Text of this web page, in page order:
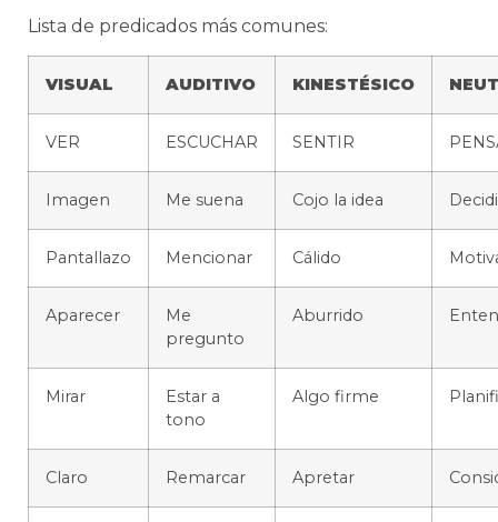
Lista de predicados más comunes:
VISUAL AUDITIVO KINESTÉSICO
VER ESCUCHAR SENTIR
Imagen Me suena Cojo la idea
Pantallazo Mencionar Cálido
Aparecer
Me
pregunto
Aburrido
Mirar
Estar a
tono
Algo firme
Claro Remarcar Apretar